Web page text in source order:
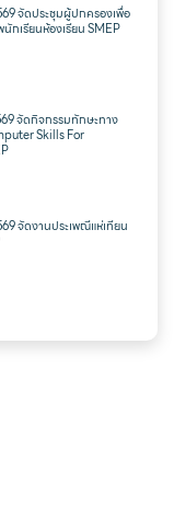
จัดประชุมผู้ปกครองเพื่อ
กเรียนห้องเรียน SMEP
จัดกิจกรรมทักษะทาง
Skills For
จัดงานประเพณีแห่เทียน